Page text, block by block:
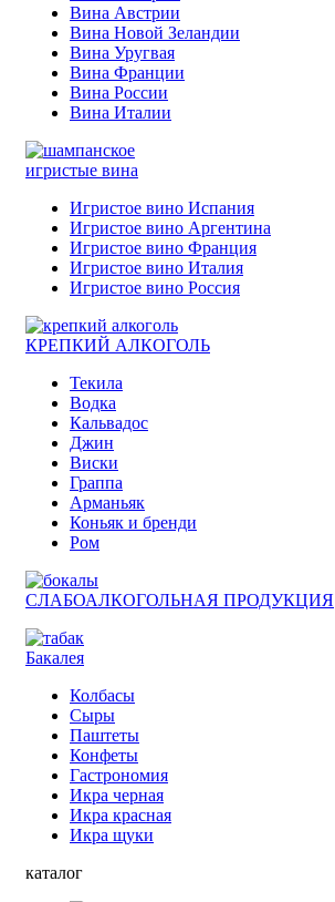
Вина Австрии
Вина Новой Зеландии
Вина Уругвая
Вина Франции
Вина России
Вина Италии
игристые вина
Игристое вино Испания
Игристое вино Аргентина
Игристое вино Франция
Игристое вино Италия
Игристое вино Россия
КРЕПКИЙ АЛКОГОЛЬ
Текила
Водка
Кальвадос
Джин
Виски
Граппа
Арманьяк
Коньяк и бренди
Ром
СЛАБОАЛКОГОЛЬНАЯ ПРОДУКЦИЯ
Бакалея
Колбасы
Сыры
Паштеты
Конфеты
Гастрономия
Икра черная
Икра красная
Икра щуки
каталог